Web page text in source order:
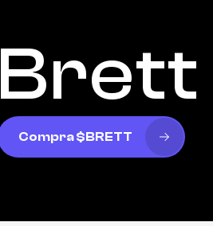
Brett
Compra $BRETT